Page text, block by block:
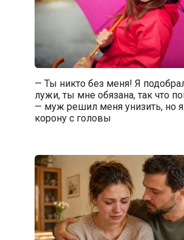
— Ты никто без меня! Я
лужи, ты мне обязана, так что
— муж решил меня унизить, но
корону с головы